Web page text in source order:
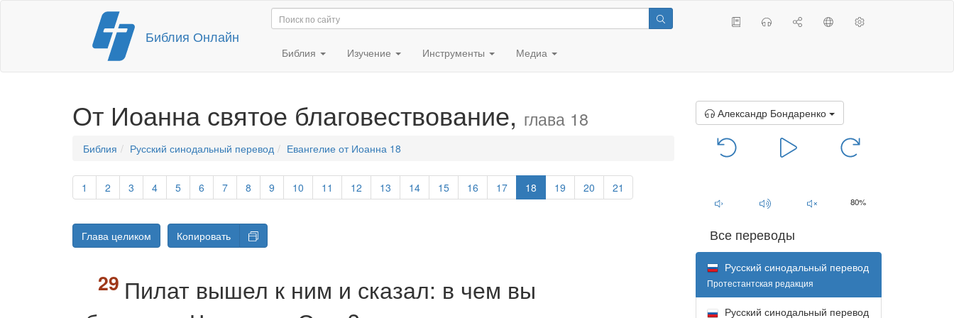
Перейти
содержимому
Библия Онлайн
Библия Изучение Инструменты Медиа
От Иоанна святое благовествование, глава 18
Библия Русский синодальный перевод Евангелие от Иоанна 18
1 2 3 4 5 6 7 8 9 10 11 12 13 14 15 16 17 18 19 20 21
Глава целиком Копировать
Пилат вышел к ним и сказал: в чем вы
Александр Бондаренко
80%
Все переводы
Русский синодальный перевод
Протестантская редакция
Русский синодальный перевод